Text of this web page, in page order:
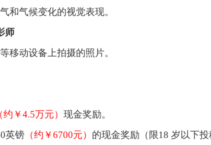
和气候变化的视觉表现。
师
移动设备上拍摄的照片。
约￥4.5万元） 现金奖励。
英镑 （约￥6700元） 的现金奖励 （ 限18 岁以下投